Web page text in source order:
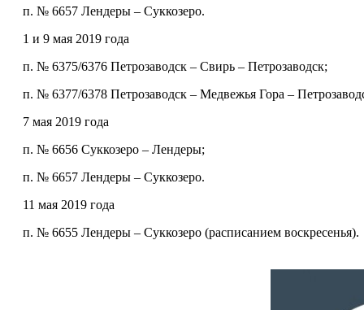
п. № 6657 Лендеры – Суккозеро.
1 и 9 мая 2019 года
п. № 6375/6376 Петрозаводск – Свирь – Петрозаводск;
п. № 6377/6378 Петрозаводск – Медвежья Гора –
7 мая 2019 года
п. № 6656 Суккозеро – Лендеры;
п. № 6657 Лендеры – Суккозеро.
11 мая 2019 года
п. № 6655 Лендеры – Суккозеро (расписанием воскресенья).